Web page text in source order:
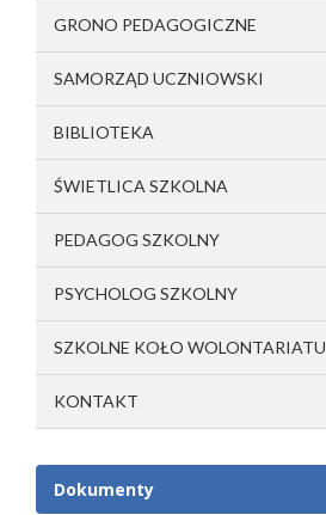
GRONO PEDAGOGICZNE
SAMORZĄD UCZNIOWSKI
BIBLIOTEKA
ŚWIETLICA SZKOLNA
PEDAGOG SZKOLNY
PSYCHOLOG SZKOLNY
SZKOLNE KOŁO WOLONTARIATU
KONTAKT
Dokumenty